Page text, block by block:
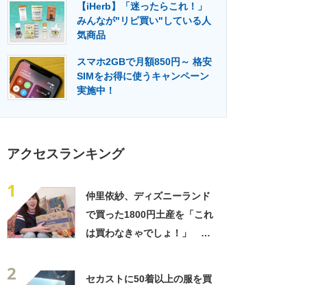
【iHerb】「迷ったらこれ！」
みんなが"リピ買い"している人
気商品
スマホ2GBで月額850円～ 格安
SIMをお得に使うキャンペーン
実施中！
アクセスランキング
1
仲里依紗、ディズニーランド
で買った1800円土産を「これ
は買わなきゃでしょ！」
2
セカストに50着以上の服を買